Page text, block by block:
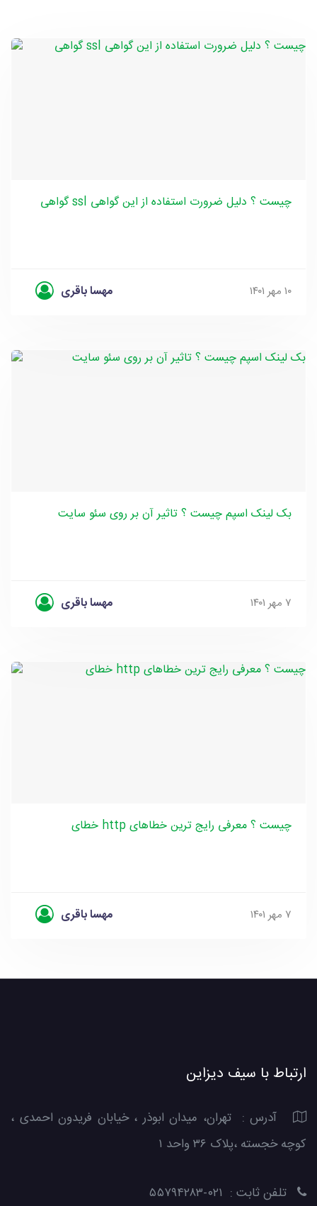
گواهی ssl چیست ؟ دلیل ضرورت استفاده از این گواهی
مهسا باقری ۱۰ مهر ۱۴۰۱
بک لینک اسپم چیست ؟ تاثیر آن بر روی سئو سایت
مهسا باقری ۷ مهر ۱۴۰۱
خطای http چیست ؟ معرفی رایج ترین خطاهای
مهسا باقری ۷ مهر ۱۴۰۱
ارتباط با سیف دیزاین
آدرس : تهران، میدان ابوذر ، خیابان فریدون احمدی ،
کوچه خجسته ،پلاک ۳۶ واحد ۱
تلفن ثابت : ۰۲۱-۵۵۷۹۴۲۸۳